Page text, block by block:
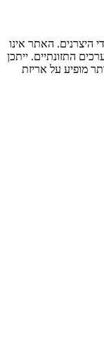
היצרנים. האתר אינו
התזונתיים. ייתכן
מופיע על אריזת